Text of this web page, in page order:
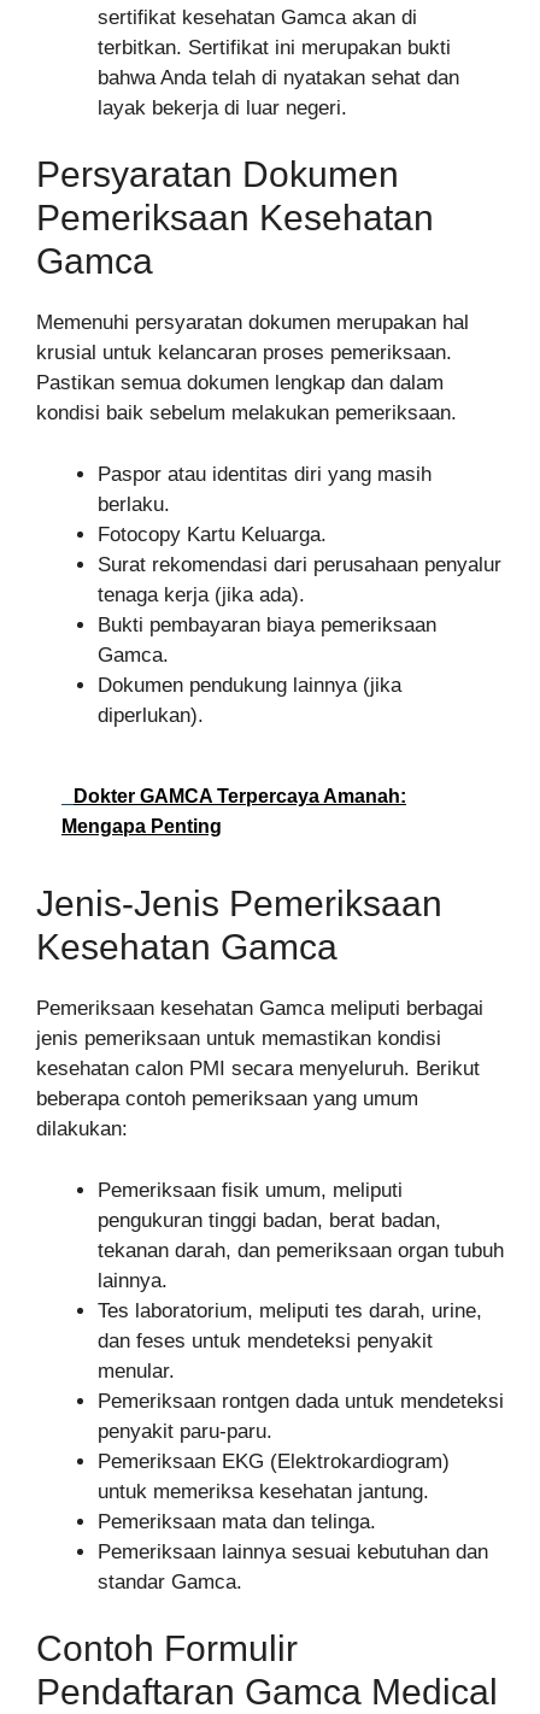
sertifikat kesehatan Gamca akan di
terbitkan. Sertifikat ini merupakan bukti
bahwa Anda telah di nyatakan sehat dan
layak bekerja di luar negeri.
Persyaratan Dokumen
Pemeriksaan Kesehatan
Gamca
Memenuhi persyaratan dokumen merupakan hal
krusial untuk kelancaran proses pemeriksaan.
Pastikan semua dokumen lengkap dan dalam
kondisi baik sebelum melakukan pemeriksaan.
Paspor atau identitas diri yang masih
berlaku.
Fotocopy Kartu Keluarga.
Surat rekomendasi dari perusahaan penyalur
tenaga kerja (jika ada).
Bukti pembayaran biaya pemeriksaan
Gamca.
Dokumen pendukung lainnya (jika
diperlukan).
Dokter GAMCA Terpercaya Amanah:
Mengapa Penting
Jenis-Jenis Pemeriksaan
Kesehatan Gamca
Pemeriksaan kesehatan Gamca meliputi berbagai
jenis pemeriksaan untuk memastikan kondisi
kesehatan calon PMI secara menyeluruh. Berikut
beberapa contoh pemeriksaan yang umum
dilakukan:
Pemeriksaan fisik umum, meliputi
pengukuran tinggi badan, berat badan,
tekanan darah, dan pemeriksaan organ tubuh
lainnya.
Tes laboratorium, meliputi tes darah, urine,
dan feses untuk mendeteksi penyakit
menular.
Pemeriksaan rontgen dada untuk mendeteksi
penyakit paru-paru.
Pemeriksaan EKG (Elektrokardiogram)
untuk memeriksa kesehatan jantung.
Pemeriksaan mata dan telinga.
Pemeriksaan lainnya sesuai kebutuhan dan
standar Gamca.
Contoh Formulir
Pendaftaran Gamca Medical